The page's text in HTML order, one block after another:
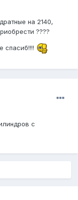
на 2140,
????
спасиб!!!!
с